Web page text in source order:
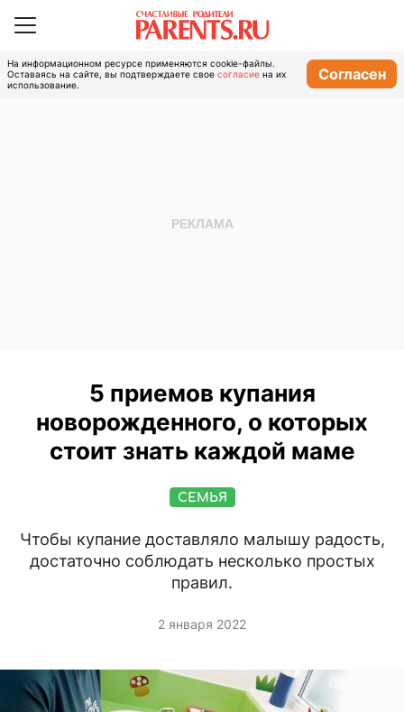
На информационном ресурсе применяются cookie-файлы.
Оставаясь на сайте, вы подтверждаете свое согласие на их
использование.
Согласен
5 приемов купания
новорожденного, о которых
стоит знать каждой маме
СЕМЬЯ
Чтобы купание доставляло малышу радость,
достаточно соблюдать несколько простых
правил.
2 января 2022